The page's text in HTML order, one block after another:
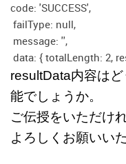
code: 'SUCCESS',
failType: null,
message: '',
data: { totalLength: 2,
resultData内容は
能でしょうか。
ご伝授をいただけ
よろしくお願いい